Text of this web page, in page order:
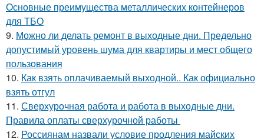
Основные преимущества металлических контейнеров
для ТБО
9. Можно ли делать ремонт в выходные дни. Предельно
допустимый уровень шума для квартиры и мест общего
пользования
10. Как взять оплачиваемый выходной.. Как официально
взять отгул
11. Сверхурочная работа и работа в выходные дни.
Правила оплаты сверхурочной работы
12. Россиянам назвали условие продления майских